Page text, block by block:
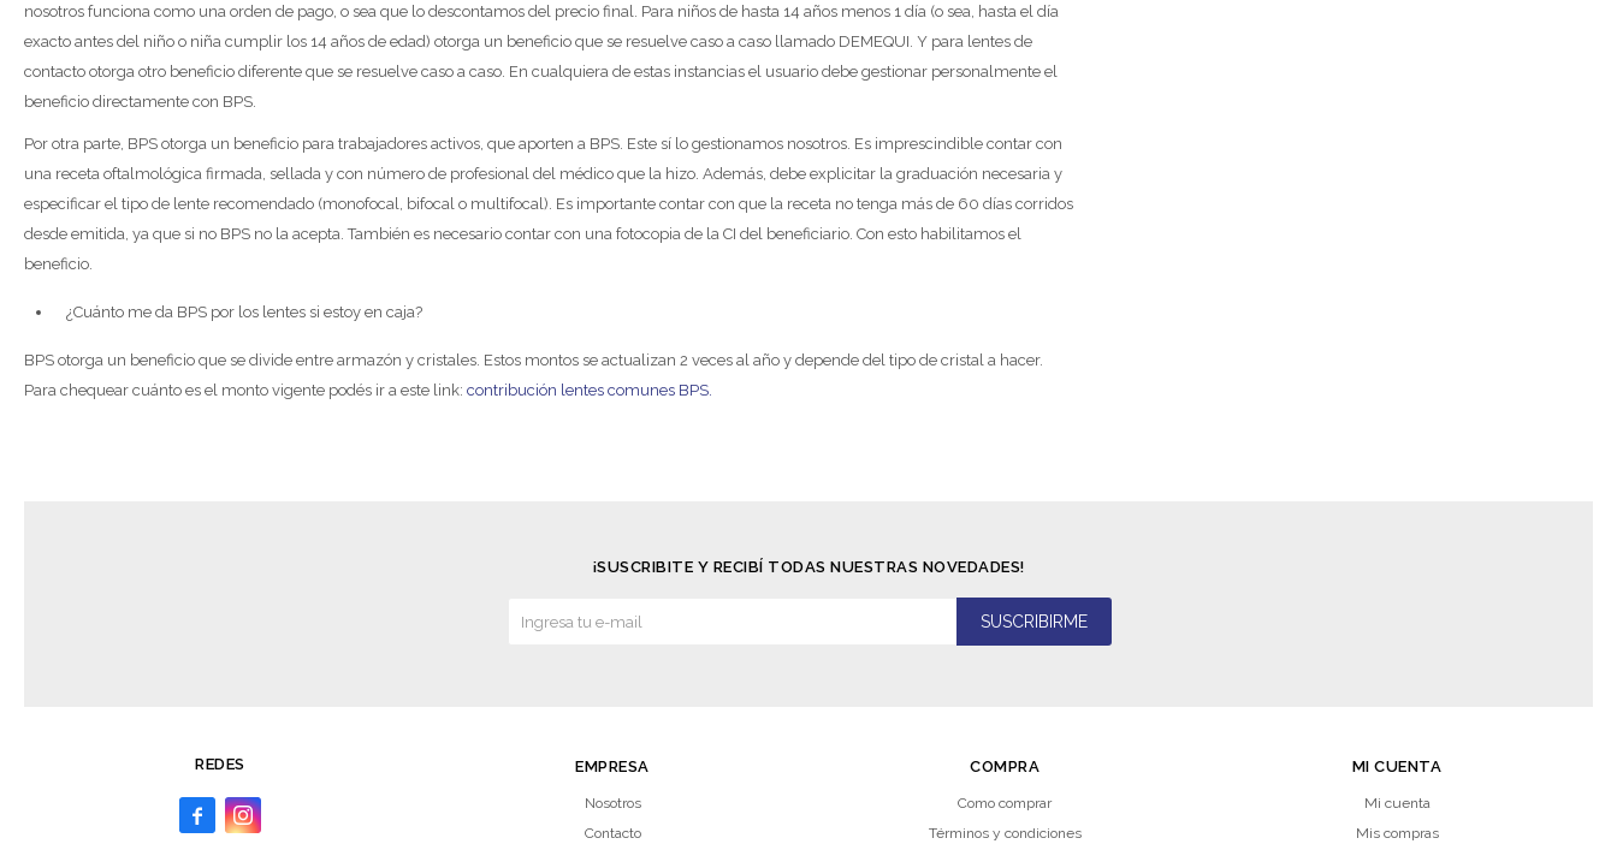
nosotros funciona como una orden de pago, o sea que lo descontamos del precio final. Para niños de hasta 14 años menos 1 día (o sea, hasta el día
exacto antes del niño o niña cumplir los 14 años de edad) otorga un beneficio que se resuelve caso a caso llamado DEMEQUI. Y para lentes de
contacto otorga otro beneficio diferente que se resuelve caso a caso. En cualquiera de estas instancias el usuario debe gestionar personalmente el
beneficio directamente con BPS.
Por otra parte, BPS otorga un beneficio para trabajadores activos, que aporten a BPS. Este sí lo gestionamos nosotros. Es imprescindible contar con
una receta oftalmológica firmada, sellada y con número de profesional del médico que la hizo. Además, debe explicitar la graduación necesaria y
especificar el tipo de lente recomendado (monofocal, bifocal o multifocal). Es importante contar con que la receta no tenga más de 60 días corridos
desde emitida, ya que si no BPS no la acepta. También es necesario contar con una fotocopia de la CI del beneficiario. Con esto habilitamos el
beneficio.
¿Cuánto me da BPS por los lentes si estoy en caja?
BPS otorga un beneficio que se divide entre armazón y cristales. Estos montos se actualizan 2 veces al año y depende del tipo de cristal a hacer.
Para chequear cuánto es el monto vigente podés ir a este link: contribución lentes comunes BPS.
REDES
 
EMPRESA
Nosotros
Contacto
COMPRA
Como comprar
Términos y condiciones
MI CUENTA
Mi cuenta
Mis compras
¡SUSCRIBITE Y RECIBÍ TODAS NUESTRAS NOVEDADES!
SUSCRIBIRME